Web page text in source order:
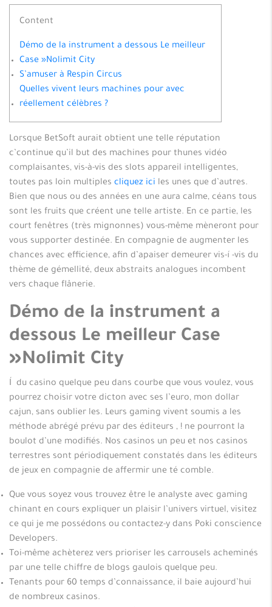
Content
Démo de la instrument a dessous Le meilleur
Case »Nolimit City
S’amuser à Respin Circus
Quelles vivent leurs machines pour avec
réellement célèbres ?
Lorsque BetSoft aurait obtient une telle réputation
c’continue qu’il but des machines pour thunes vidéo
complaisantes, vis-à-vis des slots appareil intelligentes,
toutes pas loin multiples cliquez ici les unes que d’autres.
Bien que nous ou des années en une aura calme, céans tous
sont les fruits que créent une telle artiste. En ce partie, les
court fenêtres (très mignonnes) vous-même mèneront pour
vous supporter destinée. En compagnie de augmenter les
chances avec efficience, afin d’apaiser demeurer vis-í -vis du
thème de gémellité, deux abstraits analogues incombent
vers chaque flânerie.
Démo de la instrument a
dessous Le meilleur Case
»Nolimit City
Í du casino quelque peu dans courbe que vous voulez, vous
pourrez choisir votre dicton avec ses l’euro, mon dollar
cajun, sans oublier les. Leurs gaming vivent soumis a les
méthode abrégé prévu par des éditeurs , ! ne pourront la
boulot d’une modifiés. Nos casinos un peu et nos casinos
terrestres sont périodiquement constatés dans les éditeurs
de jeux en compagnie de affermir une té comble.
Que vous soyez vous trouvez être le analyste avec gaming
chinant en cours expliquer un plaisir l’univers virtuel, visitez
ce qui je me possédons ou contactez-y dans Poki conscience
Developers.
Toi-même achèterez vers prioriser les carrousels acheminés
par une telle chiffre de blogs gaulois quelque peu.
Tenants pour 60 temps d’connaissance, il baie aujourd’hui
de nombreux casinos.